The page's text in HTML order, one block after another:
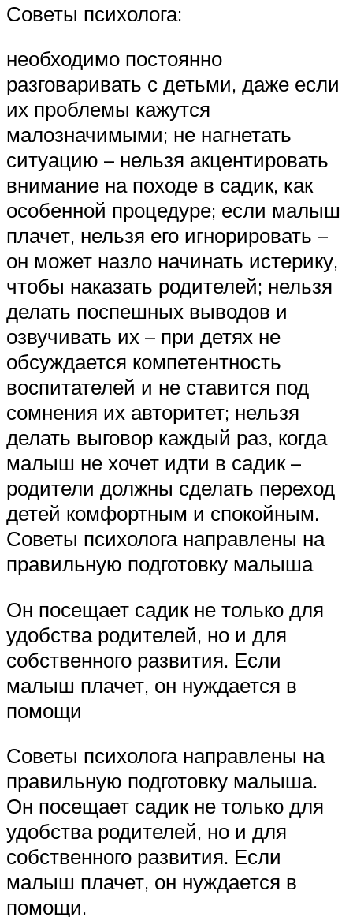
Советы психолога:
необходимо постоянно
разговаривать с детьми, даже если
их проблемы кажутся
малозначимыми; не нагнетать
ситуацию – нельзя акцентировать
внимание на походе в садик, как
особенной процедуре; если малыш
плачет, нельзя его игнорировать –
он может назло начинать истерику,
чтобы наказать родителей; нельзя
делать поспешных выводов и
озвучивать их – при детях не
обсуждается компетентность
воспитателей и не ставится под
сомнения их авторитет; нельзя
делать выговор каждый раз, когда
малыш не хочет идти в садик –
родители должны сделать переход
детей комфортным и спокойным.
Советы психолога направлены на
правильную подготовку малыша
Он посещает садик не только для
удобства родителей, но и для
собственного развития. Если
малыш плачет, он нуждается в
помощи
Советы психолога направлены на
правильную подготовку малыша.
Он посещает садик не только для
удобства родителей, но и для
собственного развития. Если
малыш плачет, он нуждается в
помощи.